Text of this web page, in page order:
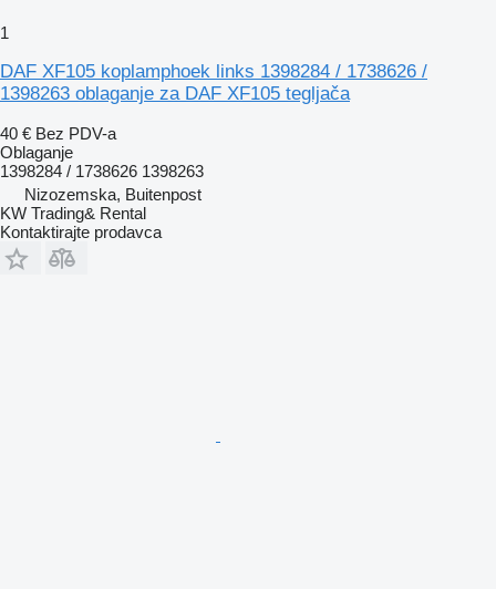
1
DAF XF105 koplamphoek links 1398284 / 1738626 /
1398263 oblaganje za DAF XF105 tegljača
40 € Bez PDV-a
Oblaganje
1398284 / 1738626 1398263
Nizozemska, Buitenpost
KW Trading& Rental
Kontaktirajte prodavca